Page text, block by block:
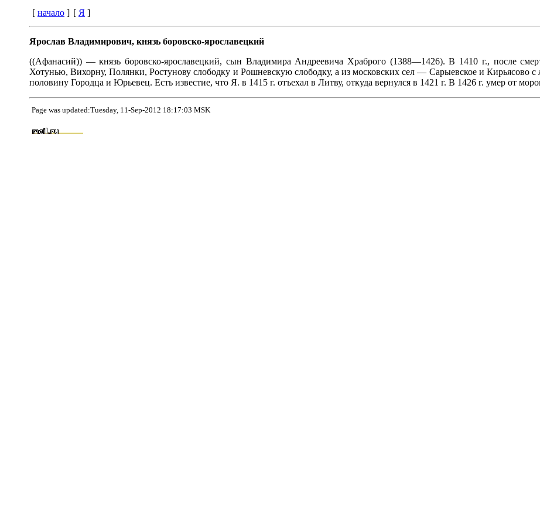
[ начало ] [ Я ]
Ярослав Владимирович, князь боровско-ярославецкий
((Aфанасий)) — князь боровско-ярославецкий, сын Владимира Андреевича Храброго (1388—1426). В 1410 г., после
Хотунью, Вихорну, Полянки, Ростунову слободку и Рошневскую слободку, а из московских сел — Сарыевское и Кирьясово
половину Городца и Юрьевец. Есть известие, что Я. в 1415 г. отъехал в Литву, откуда вернулся в 1421 г. В 1426 г. умер от
Page was updated:Tuesday, 11-Sep-2012 18:17:03 MSK